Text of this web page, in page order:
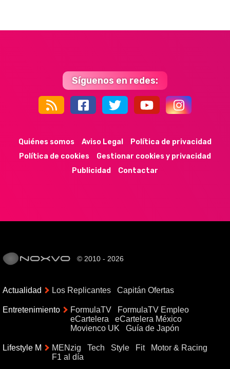
Síguenos en redes:
Quiénes somos Aviso Legal
Política de privacidad
Política de cookies
Gestionar cookies y privacidad
Publicidad
Contactar
© 2010 - 2026
Actualidad Los Replicantes Capitán Ofertas
Entretenimiento FormulaTV
FormulaTV Empleo
eCartelera
eCartelera México
Movienco UK
Guía de Japón
Lifestyle M MENzig Tech Style Fit
Motor & Racing
F1 al día